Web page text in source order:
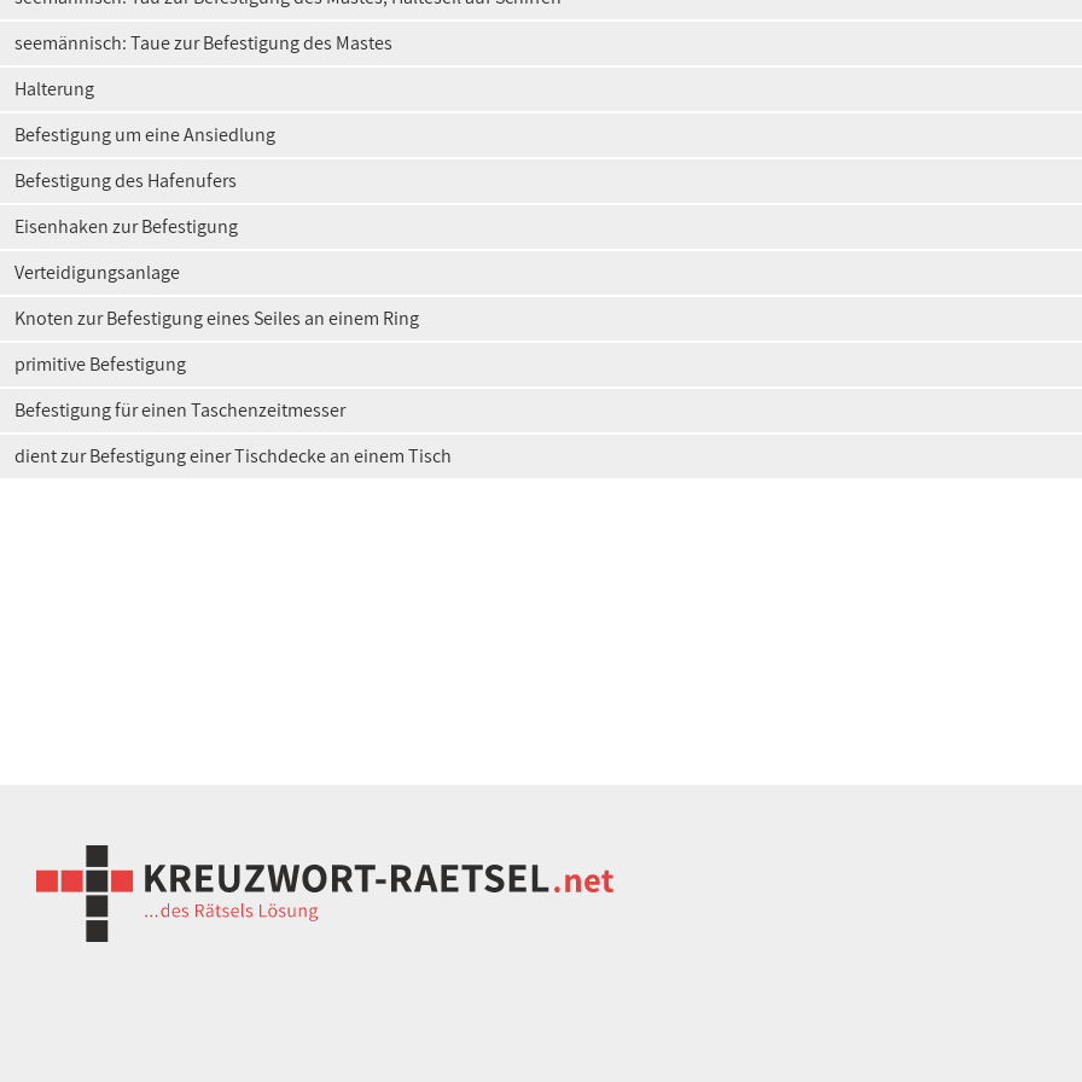
seemännisch: Taue zur Befestigung des Mastes
Halterung
Befestigung um eine Ansiedlung
Befestigung des Hafenufers
Eisenhaken zur Befestigung
Verteidigungsanlage
Knoten zur Befestigung eines Seiles an einem Ring
primitive Befestigung
Befestigung für einen Taschenzeitmesser
dient zur Befestigung einer Tischdecke an einem Tisch